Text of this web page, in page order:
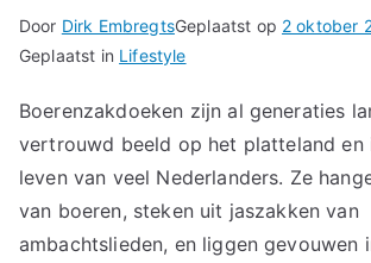
Door Dirk EmbregtsGeplaatst op 2 oktober
Geplaatst in Lifestyle
Boerenzakdoeken zijn al generaties
vertrouwd beeld op het platteland en
leven van veel Nederlanders. Ze
van boeren, steken uit jaszakken van
ambachtslieden, en liggen gevouwen